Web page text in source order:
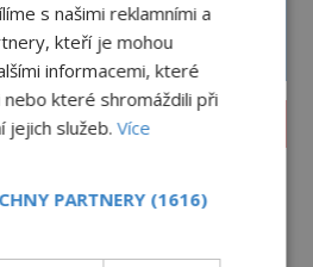
se unikátní románský
s našimi reklamními a
kteří je mohou
informacemi, které
které shromáždili při
jejich služeb.Více
PARTNERY (1616)